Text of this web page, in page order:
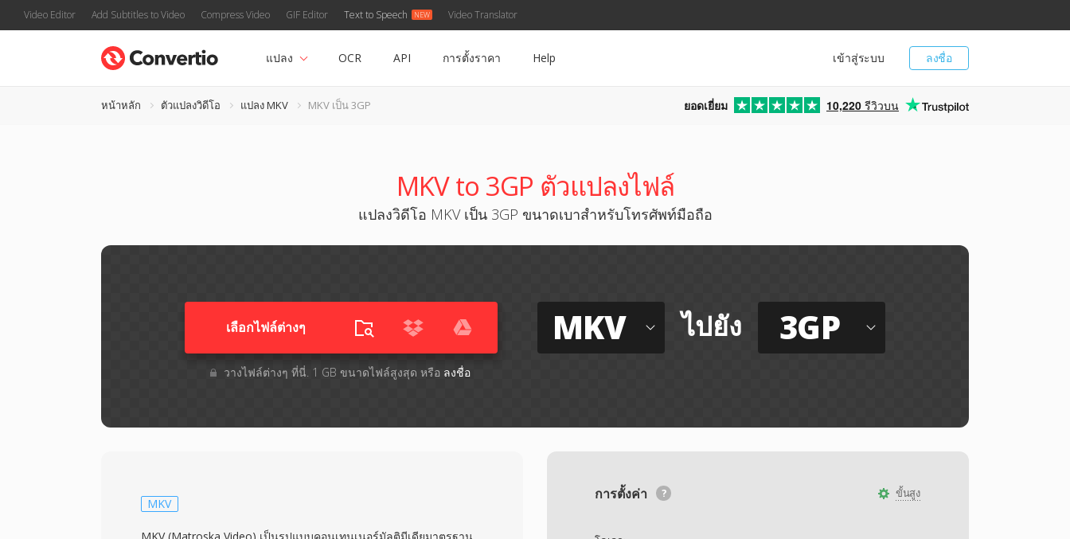
Video Editor Add Subtitles to Video Compress Video GIF Editor Text to Speech Video Translator
ลงชื่อ
เข้าสู่ระบบ
แปลง OCR API การตั้งราคา Help
หน้าหลัก ตัวแปลงวิดีโอ แปลง MKV MKV เป็น 3GP ยอดเยี่ยม 10,220 รีวิวบน
MKV to 3GP ตัวแปลงไฟล์
แปลงวิดีโอ MKV เป็น 3GP ขนาดเบาสำหรับโทรศัพท์มือถือ
เลือกไฟล์ต่างๆ​
วางไฟล์ต่างๆ​ ที่นี่. 1 GB ขนาดไฟล์สูงสุด หรือ ลงชื่อ
MKV ไปยัง 3GP
ขั้นสูง
การตั้งค่า
MKV